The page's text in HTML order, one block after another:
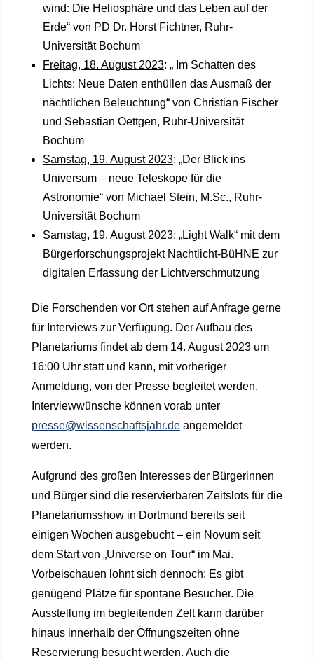
wind: Die Heliosphäre und das Leben auf der
Erde“ von PD Dr. Horst Fichtner, Ruhr-
Universität Bochum
Freitag, 18. August 2023: „ Im Schatten des
Lichts: Neue Daten enthüllen das Ausmaß der
nächtlichen Beleuchtung“ von Christian Fischer
und Sebastian Oettgen, Ruhr-Universität
Bochum
Samstag, 19. August 2023: „Der Blick ins
Universum – neue Teleskope für die
Astronomie“ von Michael Stein, M.Sc., Ruhr-
Universität Bochum
Samstag, 19. August 2023: „Light Walk“ mit dem
Bürgerforschungsprojekt Nachtlicht-BüHNE zur
digitalen Erfassung der Lichtverschmutzung
Die Forschenden vor Ort stehen auf Anfrage gerne
für Interviews zur Verfügung. Der Aufbau des
Planetariums findet ab dem 14. August 2023 um
16:00 Uhr statt und kann, mit vorheriger
Anmeldung, von der Presse begleitet werden.
Interviewwünsche können vorab unter
presse@wissenschaftsjahr.deangemeldet
werden.
Aufgrund des großen Interesses der Bürgerinnen
und Bürger sind die reservierbaren Zeitslots für die
Planetariumsshow in Dortmund bereits seit
einigen Wochen ausgebucht – ein Novum seit
dem Start von „Universe on Tour“ im Mai.
Vorbeischauen lohnt sich dennoch: Es gibt
genügend Plätze für spontane Besucher. Die
Ausstellung im begleitenden Zelt kann darüber
hinaus innerhalb der Öffnungszeiten ohne
Reservierung besucht werden. Auch die